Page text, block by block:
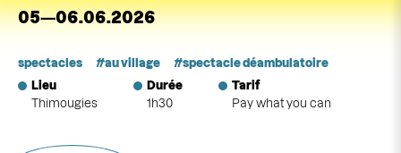
05—06.06.2026
spectacles au village
spectacle déambulatoire
Lieu
Thimougies
Durée
1h30
Tarif
Pay what you can